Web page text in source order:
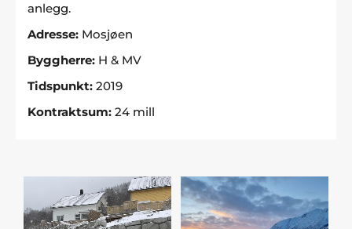
anlegg.
Adresse: Mosjøen
Byggherre: H & MV
Tidspunkt: 2019
Kontraktsum: 24 mill